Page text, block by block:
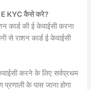
KYC कैसे करे?
कार्ड की ई केवाईसी करना
से राशन कार्ड ई केवाईसी
करने के लिए सर्वप्रथम
के पास जाना होगा